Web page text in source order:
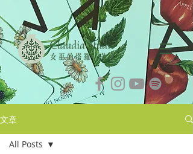
文章
All Posts